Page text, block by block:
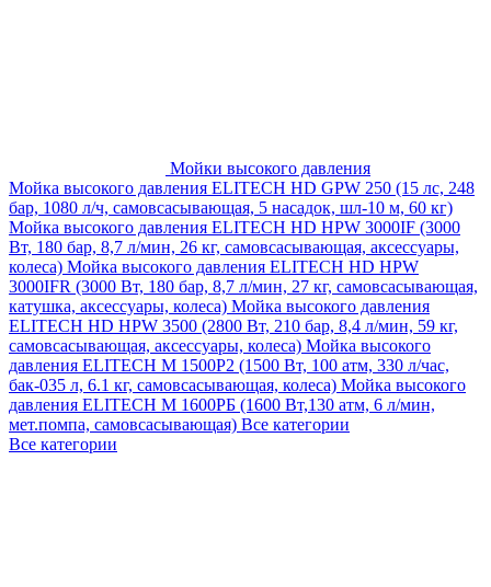
Мойки высокого давления
Мойка высокого давления ELITECH HD GPW 250 (15 лс, 248
бар, 1080 л/ч, самовсасывающая, 5 насадок, шл-10 м, 60 кг)
Мойка высокого давления ELITECH HD HPW 3000IF (3000
Вт, 180 бар, 8,7 л/мин, 26 кг, самовсасывающая, аксессуары,
колеса) Мойка высокого давления ELITECH HD HPW
3000IFR (3000 Вт, 180 бар, 8,7 л/мин, 27 кг, самовсасывающая,
катушка, аксессуары, колеса) Мойка высокого давления
ELITECH HD HPW 3500 (2800 Вт, 210 бар, 8,4 л/мин, 59 кг,
самовсасывающая, аксессуары, колеса) Мойка высокого
давления ELITECH M 1500P2 (1500 Вт, 100 атм, 330 л/час,
бак-035 л, 6.1 кг, самовсасывающая, колеса) Мойка высокого
давления ELITECH М 1600РБ (1600 Вт,130 атм, 6 л/мин,
мет.помпа, самовсасывающая) Все категории
Все категории